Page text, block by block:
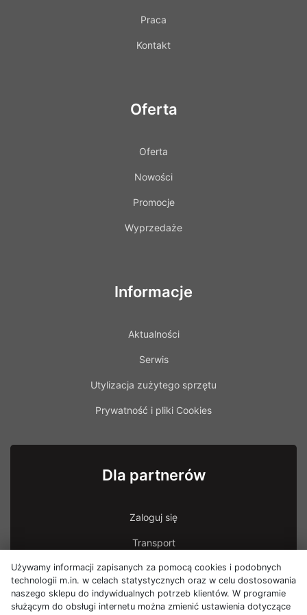
Praca
Kontakt
Oferta
Oferta
Nowości
Promocje
Wyprzedaże
Informacje
Aktualności
Serwis
Utylizacja zużytego sprzętu
Prywatność i pliki Cookies
Dla partnerów
Zaloguj się
Transport
Transport - uszkodzona przesyłka
Używamy informacji zapisanych za pomocą cookies i podobnych
technologii m.in. w celach statystycznych oraz w celu dostosowania
naszego sklepu do indywidualnych potrzeb klientów. W programie
służącym do obsługi internetu można zmienić ustawienia dotyczące